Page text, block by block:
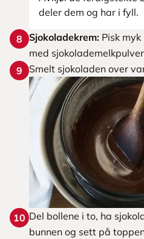
deler dem og har i fyll.
8 Sjokoladekrem: Pisk
med
9
Smelt sjokoladen over
10 Del bollene i to, ha
bunnen og sett på